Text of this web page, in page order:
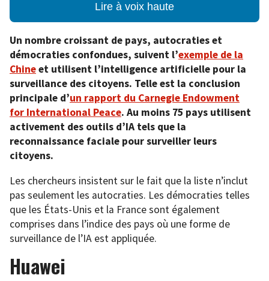
Lire à voix haute
Un nombre croissant de pays, autocraties et
démocraties confondues, suivent l’exemple de la
Chineet utilisent l’intelligence artificielle pour la
surveillance des citoyens. Telle est la conclusion
principale d’un rapport du Carnegie Endowment
for International Peace. Au moins 75 pays utilisent
activement des outils d’IA tels que la
reconnaissance faciale pour surveiller leurs
citoyens.
Les chercheurs insistent sur le fait que la liste n’inclut
pas seulement les autocraties. Les démocraties telles
que les États-Unis et la France sont également
comprises dans l’indice des pays où une forme de
surveillance de l’IA est appliquée.
Huawei